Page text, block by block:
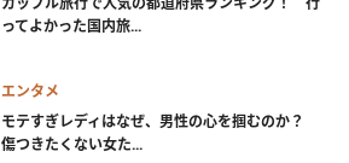
ってよかった国内旅...
エンタメ
モテすぎレディはなぜ、男性の心を掴むのか？
傷つきたくない女た...